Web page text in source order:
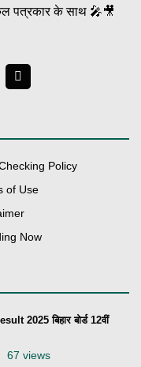
पत्रकार के साथ 🎤🎥
Policy
of Use
Now
2025 बिहार बोर्ड 12वीं
67 views